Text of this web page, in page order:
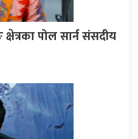
पोल सार्न संसदीय